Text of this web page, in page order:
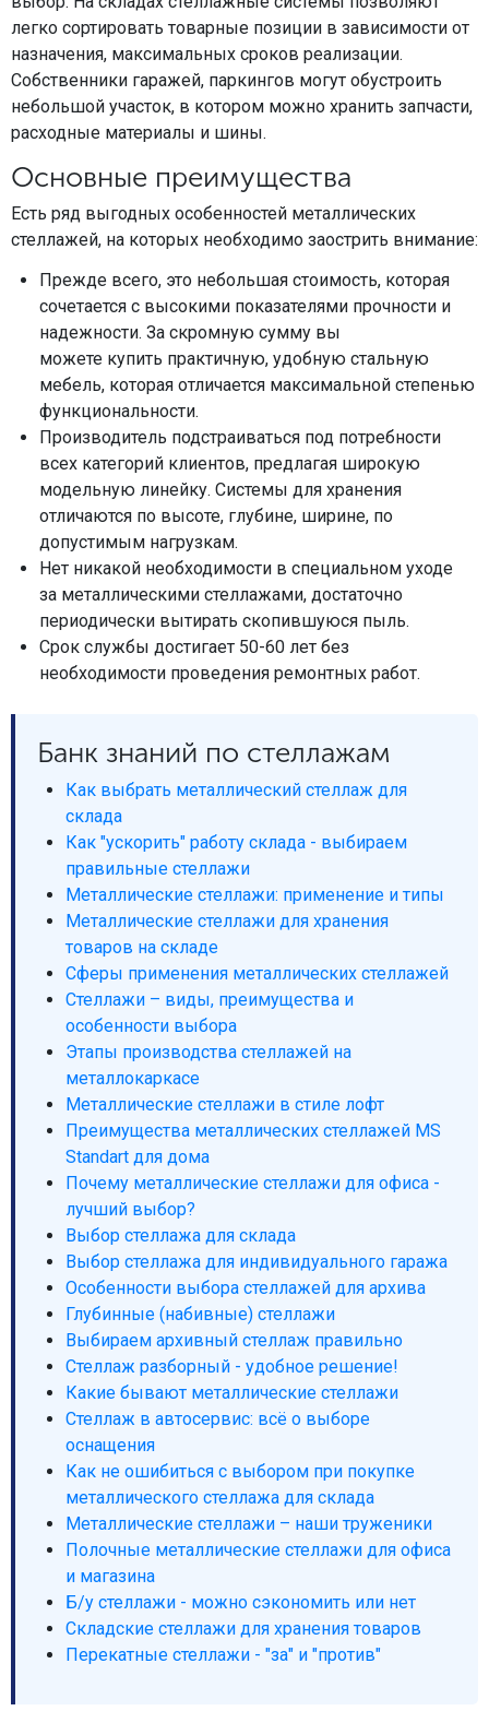
легко сортировать товарные позиции в зависимости от
назначения, максимальных сроков реализации.
Собственники гаражей, паркингов могут обустроить
небольшой участок, в котором можно хранить запчасти,
расходные материалы и шины.
Основные преимущества
Есть ряд выгодных особенностей металлических
стеллажей, на которых необходимо заострить внимание:
Прежде всего, это небольшая стоимость, которая
сочетается с высокими показателями прочности и
надежности. За скромную сумму вы
можете купить практичную, удобную стальную
мебель, которая отличается максимальной степенью
функциональности.
Производитель подстраиваться под потребности
всех категорий клиентов, предлагая широкую
модельную линейку. Системы для хранения
отличаются по высоте, глубине, ширине, по
допустимым нагрузкам.
Нет никакой необходимости в специальном уходе
за металлическими стеллажами, достаточно
периодически вытирать скопившуюся пыль.
Срок службы достигает 50-60 лет без
необходимости проведения ремонтных работ.
Банк знаний по стеллажам
Как выбрать металлический стеллаж для
склада
Как "ускорить" работу склада - выбираем
правильные стеллажи
Металлические стеллажи: применение и типы
Металлические стеллажи для хранения
товаров на складе
Сферы применения металлических стеллажей
Стеллажи – виды, преимущества и
особенности выбора
Этапы производства стеллажей на
металлокаркасе
Металлические стеллажи в стиле лофт
Преимущества металлических стеллажей MS
Standart для дома
Почему металлические стеллажи для офиса -
лучший выбор?
Выбор стеллажа для склада
Выбор стеллажа для индивидуального гаража
Особенности выбора стеллажей для архива
Глубинные (набивные) стеллажи
Выбираем архивный стеллаж правильно
Стеллаж разборный - удобное решение!
Какие бывают металлические стеллажи
Стеллаж в автосервис: всё о выборе
оснащения
Как не ошибиться с выбором при покупке
металлического стеллажа для склада
Металлические стеллажи – наши труженики
Полочные металлические стеллажи для офиса
и магазина
Б/у стеллажи - можно сэкономить или нет
Складские стеллажи для хранения товаров
Перекатные стеллажи - "за" и "против"